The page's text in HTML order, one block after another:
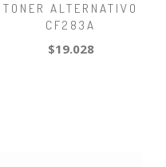
TONER ALTERNATIVO
CF283A
$19.028